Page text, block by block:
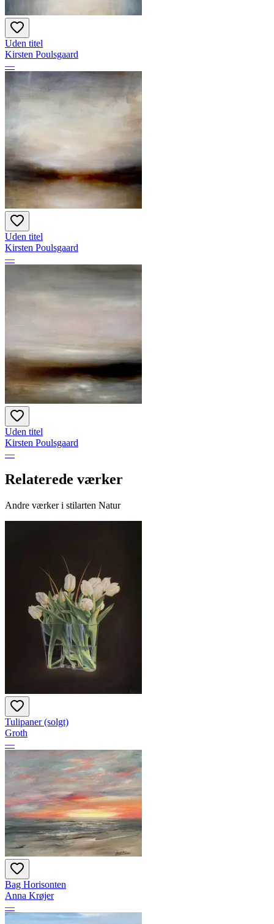
Uden titel
Kirsten Poulsgaard
—
Uden titel
Kirsten Poulsgaard
—
Uden titel
Kirsten Poulsgaard
—
Relaterede værker
Andre værker i stilarten Natur
Tulipaner (solgt)
Groth
—
Bag Horisonten
Anna Krøjer
—